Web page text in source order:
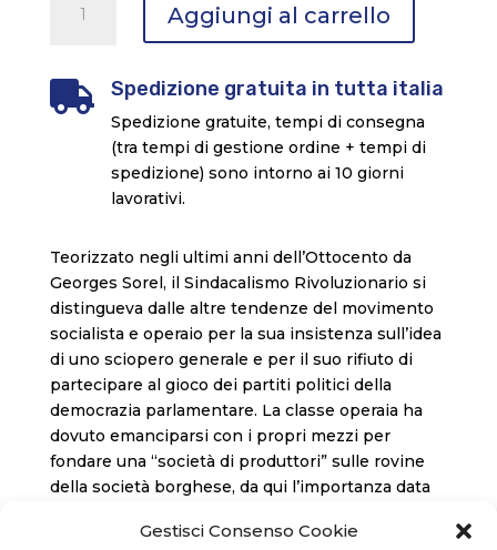
Gestisci Consenso Cookie
Berth
sindacalismo
rivoluzionario
quantità
Aggiungi al carrello
 Spedizione gratuita in tutta italia
Spedizione gratuite, tempi di consegna
(tra tempi di gestione ordine + tempi di
spedizione) sono intorno ai 10 giorni
lavorativi.
Teorizzato negli ultimi anni dell’Ottocento da
Georges Sorel, il Sindacalismo Rivoluzionario si
distingueva dalle altre tendenze del movimento
socialista e operaio per la sua insistenza sull’idea
di uno sciopero generale e per il suo rifiuto di
partecipare al gioco dei partiti politici della
democrazia parlamentare. La classe operaia ha
dovuto emanciparsi con i propri mezzi per
fondare una “società di produttori” sulle rovine
della società borghese, da qui l’importanza data
diretta. Questa è la dottrina che ha trionfato nel